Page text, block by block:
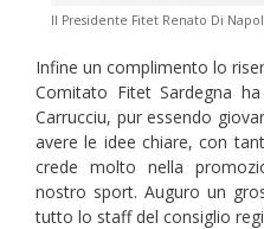
Il Presidente Fitet Renato Di
Infine un complimento lo
Comitato Fitet Sardegna
Carrucciu, pur essendo
avere le idee chiare, con
crede molto nella
nostro sport. Auguro un
tutto lo staff del consiglio